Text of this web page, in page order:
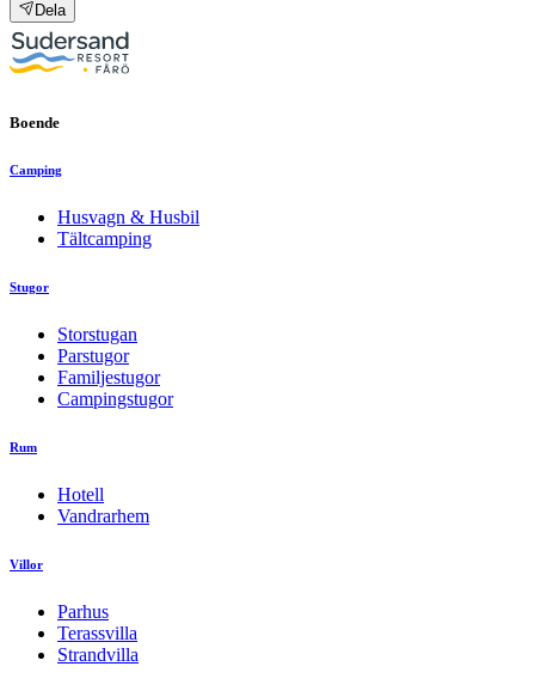
Dela
Boende
Camping
Husvagn & Husbil
Tältcamping
Stugor
Storstugan
Parstugor
Familjestugor
Campingstugor
Rum
Hotell
Vandrarhem
Villor
Parhus
Terassvilla
Strandvilla